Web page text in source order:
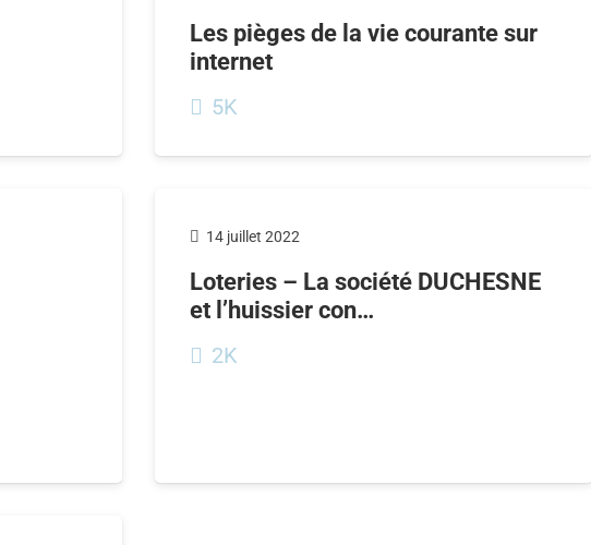
Les pièges de la vie courante sur
internet
5K
14 juillet 2022
Loteries – La société DUCHESNE
et l’huissier con…
2K